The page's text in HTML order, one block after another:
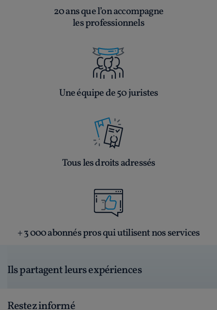
20 ans que l’on accompagne
les professionnels
Une équipe de 50 juristes
Tous les droits adressés
+ 3 000 abonnés pros qui utilisent nos services
Ils partagent leurs expériences
Restez informé